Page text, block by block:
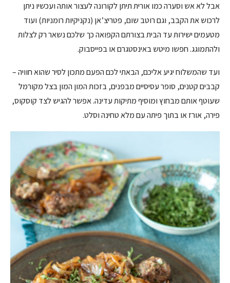
אבל לא אש וסערה כמו אורית תיתן לקורונה לעצור אותה ועכשיו ניתן
לרכוש את הקבב, וגם רוטב שום, פטריצ’אן (נקניקיות רומניות) ועוד
מטעמים ישירות עד הבית בצורתם הקפואה כך שלכם נשאר רק לצלות
ולהתמוגג. חפשו מיטש באינסטגרם או בפייסבוק.
ועד שהמשלוח יגיע אליכם, הבאתי לכם הפעם מתכון לסיר שהוא חוויה –
קבבים קטנים, סופר עסיסיים מבפנים, בזכות המון המון בצל מקורמל
שעוטף אותם מבחוץ ומוסיף מתיקות עדינה. אפשר להגיש לצד קוסקוס,
פירה, אורז או בתוך פיתה עם מלא טחינה וסלט.